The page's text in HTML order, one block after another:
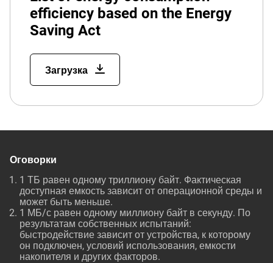
efficiency based on the Energy
Saving Act
Загрузка
Оговорки
1 ТБ равен одному триллиону байт. Фактическая
доступная емкость зависит от операционной среды и
может быть меньше.
1 МБ/с равен одному миллиону байт в секунду. По
результатам собственных испытаний:
быстродействие зависит от устройства, к которому
он подключен, условий использования, емкости
накопителя и других факторов.